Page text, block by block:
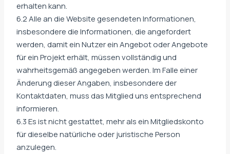
erhalten kann.
6.2 Alle an die Website gesendeten Informationen,
insbesondere die Informationen, die angefordert
werden, damit ein Nutzer ein Angebot oder Angebote
für ein Projekt erhält, müssen vollständig und
wahrheitsgemäß angegeben werden. Im Falle einer
Änderung dieser Angaben, insbesondere der
Kontaktdaten, muss das Mitglied uns entsprechend
informieren.
6.3 Es ist nicht gestattet, mehr als ein Mitgliedskonto
für dieselbe natürliche oder juristische Person
anzulegen.